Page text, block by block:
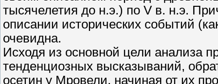
тысячелетия до н.э.) по V в. н.э.
описании исторических событий
очевидна.
Исходя из основной цели анализа
тенденциозных высказываний,
осетин у Мровели, начиная от их